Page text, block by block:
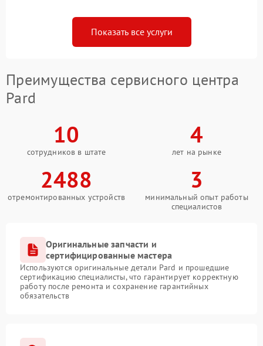
Показать все услуги
Преимущества сервисного центра
Pard
10
сотрудников в штате
4
лет на рынке
2488
отремонтированных устройств
3
минимальный опыт работы
специалистов
Оригинальные запчасти и
сертифицированные мастера
Используются оригинальные детали Pard и прошедшие
сертификацию специалисты, что гарантирует корректную
работу после ремонта и сохранение гарантийных
обязательств